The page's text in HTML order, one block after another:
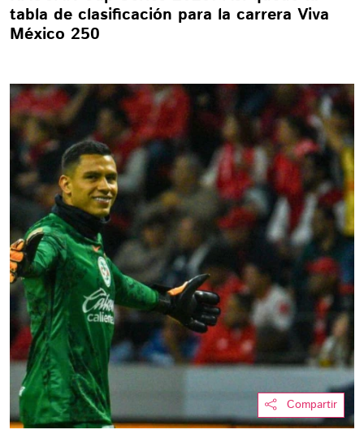
tabla de clasificación para la carrera Viva
México 250
Compartir